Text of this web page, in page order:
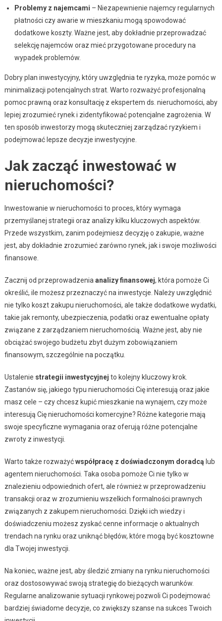
Problemy z najemcami – Niezapewnienie najemcy regularnych
płatności czy awarie w mieszkaniu mogą spowodować
dodatkowe koszty. Ważne jest, aby dokładnie przeprowadzać
selekcję najemców oraz mieć przygotowane procedury na
wypadek problemów.
Dobry plan inwestycyjny, który uwzględnia te ryzyka, może pomóc w
minimalizacji potencjalnych strat. Warto rozważyć profesjonalną
pomoc prawną oraz konsultację z ekspertem ds. nieruchomości, aby
lepiej zrozumieć rynek i zidentyfikować potencjalne zagrożenia. W
ten sposób inwestorzy mogą skuteczniej zarządzać ryzykiem i
podejmować lepsze decyzje inwestycyjne.
Jak zacząć inwestować w
nieruchomości?
Inwestowanie w nieruchomości to proces, który wymaga
przemyślanej strategii oraz analizy kilku kluczowych aspektów.
Przede wszystkim, zanim podejmiesz decyzję o zakupie, ważne
jest, aby dokładnie zrozumieć zarówno rynek, jak i swoje możliwości
finansowe.
Zacznij od przeprowadzenia analizy finansowej, która pomoże Ci
określić, ile możesz przeznaczyć na inwestycje. Należy uwzględnić
nie tylko koszt zakupu nieruchomości, ale także dodatkowe wydatki,
takie jak remonty, ubezpieczenia, podatki oraz ewentualne opłaty
związane z zarządzaniem nieruchomością. Ważne jest, aby nie
obciążać swojego budżetu zbyt dużym zobowiązaniem
finansowym, szczególnie na początku.
Ustalenie strategii inwestycyjnej to kolejny kluczowy krok.
Zastanów się, jakiego typu nieruchomości Cię interesują oraz jakie
masz cele – czy chcesz kupić mieszkanie na wynajem, czy może
interesują Cię nieruchomości komercyjne? Różne kategorie mają
swoje specyficzne wymagania oraz oferują różne potencjalne
zwroty z inwestycji.
Warto także rozważyćwspółpracę z doświadczonym doradcą lub
agentem nieruchomości. Taka osoba pomoże Ci nie tylko w
znalezieniu odpowiednich ofert, ale również w przeprowadzeniu
transakcji oraz w zrozumieniu wszelkich formalności prawnych
związanych z zakupem nieruchomości. Dzięki ich wiedzy i
doświadczeniu możesz zyskać cenne informacje o aktualnych
trendach na rynku oraz uniknąć błędów, które mogą być kosztowne
dla Twojej inwestycji.
Na koniec, ważne jest, aby śledzić zmiany na rynku nieruchomości
oraz dostosowywać swoją strategię do bieżących warunków.
Regularne analizowanie sytuacji rynkowej pozwoli Ci podejmować
bardziej świadome decyzje, co zwiększy szanse na sukces Twoich